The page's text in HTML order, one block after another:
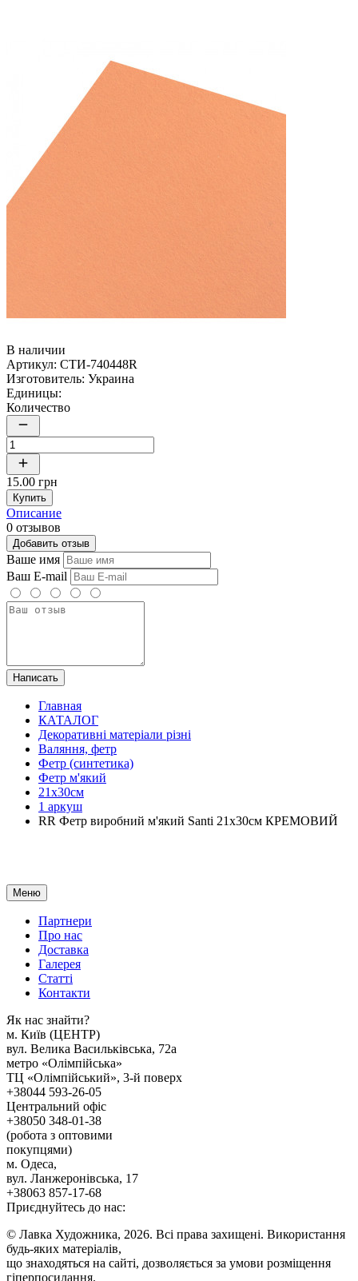
В наличии
Артикул: СТИ-740448R
Изготовитель: Украина
Единицы:
Количество
15.00 грн
Купить
Описание
0 отзывов
Добавить отзыв
Ваше имя
Ваш E-mail
Написать
Главная
КАТАЛОГ
Декоративні матеріали різні
Валяння, фетр
Фетр (синтетика)
Фетр м'який
21х30см
1 аркуш
RR Фетр виробний м'який Santi 21x30см КРЕМОВИЙ
Меню
Партнери
Про нас
Доставка
Галерея
Статтi
Контакти
Як наc знайти?
м. Киïв (ЦЕНТР)
вул. Велика Васильківська, 72а
метро «Олімпійська»
ТЦ «Олімпійський», 3-й поверх
+38044 593-26-05
Центральний офіс
+38050 348-01-38
(робота з оптовими
покупцями)
м. Одеса,
вул. Ланжеронівська, 17
+38063 857-17-68
Приєднуйтесь до нас:
© Лавка Художника, 2026. Всі права захищені. Використання
будь-яких матеріалів,
що знаходяться на сайті, дозволяється за умови розміщення
гіперпосилання.